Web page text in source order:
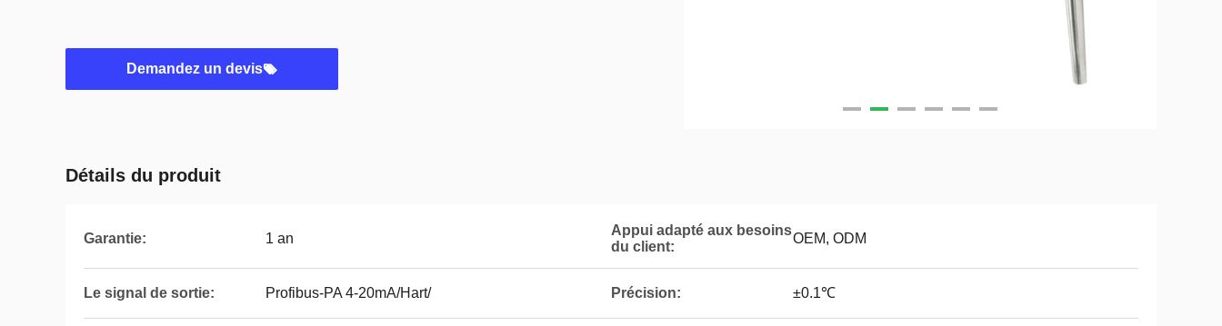
Demandez un devis
Détails du produit
Garantie: 1 an
Appui adapté aux besoins
du client:
OEM, ODM
Le signal de sortie: Profibus-PA 4-20mA/Hart/ Précision: ±0.1℃